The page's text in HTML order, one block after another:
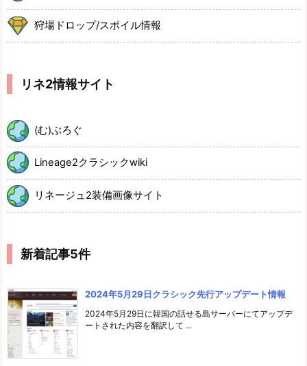
狩場ドロップ/スポイル情報
リネ2情報サイト
(む)ぶろぐ
Lineage2クラシックwiki
リネージュ2装備画像サイト
新着記事5件
2024年5月29日クラシック先行アップデート情報
2024年5月29日に韓国の話せる島サーバーにてアップデ
ートされた内容を翻訳して ...